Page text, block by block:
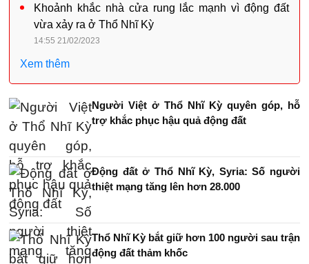
Khoảnh khắc nhà cửa rung lắc mạnh vì động đất
vừa xảy ra ở Thổ Nhĩ Kỳ
14:55 21/02/2023
Xem thêm
Người Việt ở Thổ Nhĩ Kỳ quyên góp, hỗ
trợ khắc phục hậu quả động đất
Động đất ở Thổ Nhĩ Kỳ, Syria: Số người
thiệt mạng tăng lên hơn 28.000
Thổ Nhĩ Kỳ bắt giữ hơn 100 người sau trận
động đất thảm khốc